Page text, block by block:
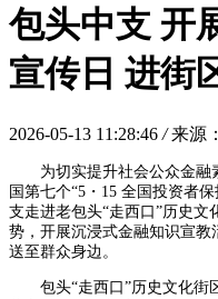
包头中支 开
宣传日 进街
2026-05-13 11:28:46 / 来源
为切实提升社会公众金
国第七个“5・15 全国投资者
支走进老包头“走西口”历史
势，开展沉浸式金融知识宣
送至群众身边。
包头“走西口”历史文化